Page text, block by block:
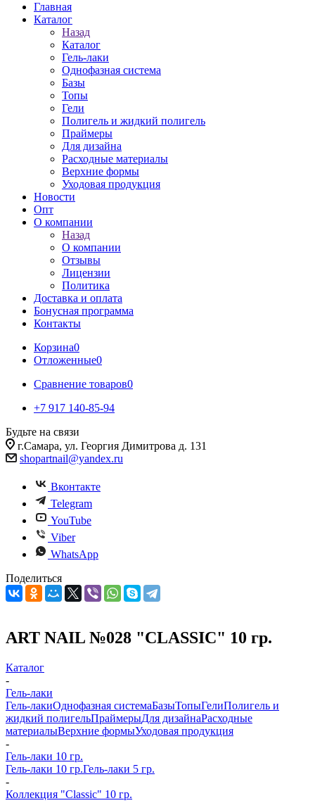
Главная
Каталог
Назад
Каталог
Гель-лаки
Однофазная система
Базы
Топы
Гели
Полигель и жидкий полигель
Праймеры
Для дизайна
Расходные материалы
Верхние формы
Уходовая продукция
Новости
Опт
О компании
Назад
О компании
Отзывы
Лицензии
Политика
Доставка и оплата
Бонусная программа
Контакты
Корзина0
Отложенные0
Сравнение товаров0
+7 917 140-85-94
Будьте на связи
г.Самара, ул. Георгия Димитрова д. 131
shopartnail@yandex.ru
Вконтакте
Telegram
YouTube
Viber
WhatsApp
Поделиться
ART NAIL №028 "CLASSIC" 10 гр.
Каталог
-
Гель-лаки
Гель-лакиОднофазная системаБазыТопыГелиПолигель и
жидкий полигельПраймерыДля дизайнаРасходные
материалыВерхние формыУходовая продукция
-
Гель-лаки 10 гр.
Гель-лаки 10 гр.Гель-лаки 5 гр.
-
Коллекция "Classic" 10 гр.